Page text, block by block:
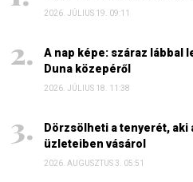
2026. JÚLIUS 19. 09:11
A nap képe: száraz lábbal
Duna közepéről
2026. JÚLIUS 18. 11:38
Dörzsölheti a tenyerét, aki
üzleteiben vásárol
2026. AUGUSZTUS 3. 05:51